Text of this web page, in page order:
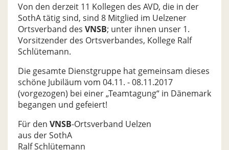
Von den derzeit 11 Kollegen des AVD, die in der
SothA tätig sind, sind 8 Mitglied im Uelzener
Ortsverband des VNSB; unter ihnen unser 1.
Vorsitzender des Ortsverbandes, Kollege Ralf
Schlütemann.
Die gesamte Dienstgruppe hat gemeinsam dieses
schöne Jubiläum vom 04.11. - 08.11.2017
(vorgezogen) bei einer „Teamtagung“ in Dänemark
begangen und gefeiert!
Für den VNSB-Ortsverband Uelzen
aus der SothA
Ralf Schlütemann